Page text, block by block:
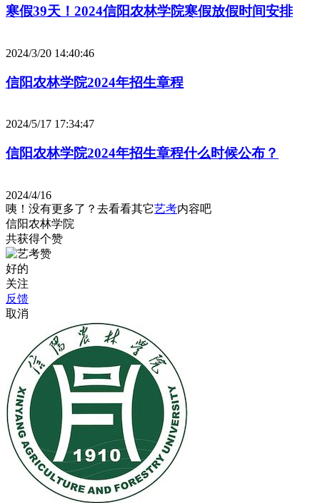
寒假39天！2024信阳农林学院寒假放假时间安排
2024/3/20 14:40:46
信阳农林学院2024年招生章程
2024/5/17 17:34:47
信阳农林学院2024年招生章程什么时候公布？
2024/4/16
咦！没有更多了？去看看其它艺考内容吧
信阳农林学院
共获得个赞
好的
关注
反馈
取消